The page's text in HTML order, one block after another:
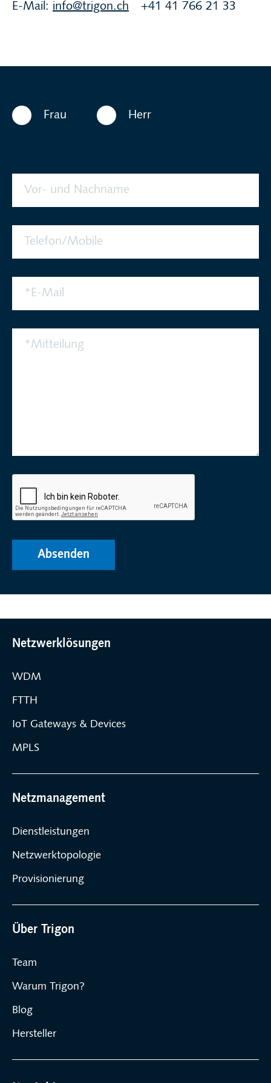
E-Mail: info@trigon.ch
+41 41 766 21 33
Frau Herr
Vor- und Nachname
Telefon/Mobile
E-Mail
*
Mitteilung
*
Absenden
Netzwerklösungen
WDM
FTTH
IoT Gateways & Devices
MPLS
Netzmanagement
Dienstleistungen
Netzwerktopologie
Provisionierung
Über Trigon
Team
Warum Trigon?
Blog
Hersteller